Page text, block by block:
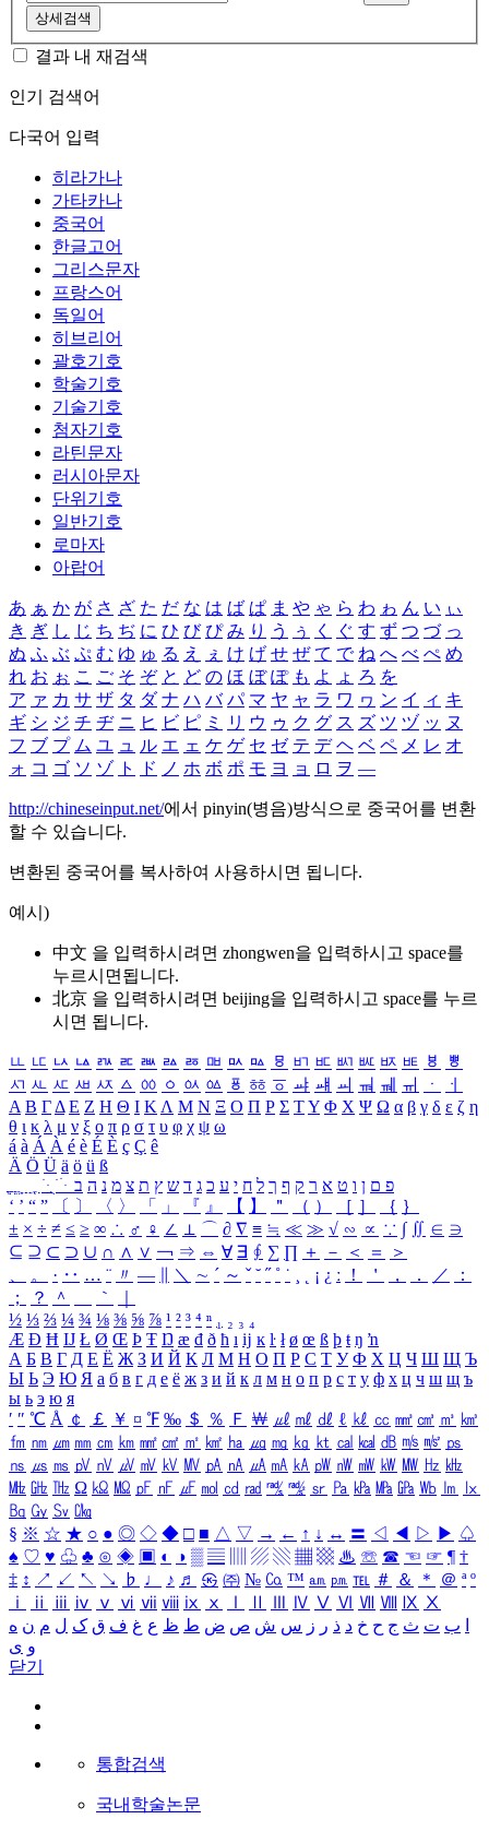
상세검색
결과 내 재검색
인기 검색어
다국어 입력
히라가나
가타카나
중국어
한글고어
그리스문자
프랑스어
독일어
히브리어
괄호기호
학술기호
기술기호
첨자기호
라틴문자
러시아문자
단위기호
일반기호
로마자
아랍어
あ ぁ か が さ ざ た だ な は ば ぱ ま や ゃ ら わ ゎ ん い ぃ
き ぎ し じ ち ぢ に ひ び ぴ み り う ぅ く ぐ す ず つ づ っ
ぬ ふ ぶ ぷ む ゆ ゅ る え ぇ け げ せ ぜ て で ね へ べ ぺ め
れ お ぉ こ ご そ ぞ と ど の ほ ぼ ぽ も よ ょ ろ を
ア ァ カ サ ザ タ ダ ナ ハ バ パ マ ヤ ャ ラ ワ ヮ ン イ ィ キ
ギ シ ジ チ ヂ ニ ヒ ビ ピ ミ リ ウ ゥ ク グ ス ズ ツ ヅ ッ ヌ
フ ブ プ ム ユ ュ ル エ ェ ケ ゲ セ ゼ テ デ ヘ ベ ペ メ レ オ
ォ コ ゴ ソ ゾ ト ド ノ ホ ボ ポ モ ヨ ョ ロ ヲ ―
http://chineseinput.net/에서 pinyin(병음)방식으로 중국어를 변환
할 수 있습니다.
변환된 중국어를 복사하여 사용하시면 됩니다.
예시)
中文 을 입력하시려면 zhongwen을 입력하시고 space를
누르시면됩니다.
北京 을 입력하시려면 beijing을 입력하시고 space를 누르
시면 됩니다.
ㅥ ㅦ ㅧ ㅨ ㅩ ㅪ ㅫ ㅬ ㅭ ㅮ ㅯ ㅰ ㅱ ㅲ ㅳ ㅴ ㅵ ㅶ ㅷ ㅸ
ㅹ
ㅺ ㅻ ㅼ ㅽ ㅾ ㅿ ㆀ ㆁ ㆂ ㆃ ㆄ ㆅ ㆆ ㆇ ㆈ ㆉ ㆊ ㆋ ㆌ ㆍ
ㆎ
Α Β ΓΔ Ε Ζ Η Θ Ι ΚΛ Μ Ν Ξ Ο Π Ρ Σ ΤΥ Φ Χ Ψ Ω α β γ δ ε ζ η
θ ι κ λ μ ν ξ ο π ρ σ τ υ φ χ ψ ω
á à Á À é è É È ç Ç ê
Ä Ö Ü ä ö ü ß
ִֶֹ ֻּ ׁׂ פ ם ן ו ט א ר ק ף ך ל ח י ע כ ג ד ש ץ ת צ מ נ ה ב
‘ ’ “ ” 〔 〕 〈 〉 「 」 『 』 【 】 ＂ （ ） ［ ］ ｛ ｝
± × ÷ ≠ ≤ ≥ ∞ ∴ ♂ ♀ ∠ ⊥ ⌒ ∂ ∇ ≡ ≒ ≪ ≫ √ ∽ ∝ ∵ ∫ ∬ ∈ ∋
⊆ ⊇ ⊂ ⊃ ∪ ∩ ∧ ∨ ￢ ⇒ ⇔ ∀ ∃ ∮ ∑ ∏ ＋ － ＜ ＝
＞
、
。 · ‥ … ¨ 〃 ― ＼ ∼ ´ ～ ˇ ˘ ˝ ˚ ˙ ¸ ¡ ¿ ː ！ ＇ ， ． ／
：
；
？ ＾ ｀
½ ⅓ ⅔ ¼ ¾ ⅛ ⅜ ⅝ ⅞ ¹ ² ³ ⁴ ⁿ ₁ ₂ ₃ ₄
Æ Ð Ħ Ĳ Ł Ø Œ Þ Ŧ Ŋ æ đ ð ħ ı ĳ ĸ ŀ ł ø œ ß þ ŧ ŋ ŉ
А Б В Г Д Е Ё Ж З И Й К Л М Н О П Р С Т У Ф Х Ц Ч Ш Щ Ъ
Ы Ь Э Ю Я а б в г д е ё ж з и й к л м н о п р с т у ф х ц ч ш щ ъ
ы ь э ю я
′ ″ ℃ Å ￠ ￡ ￥ ¤ ℉ ‰ ＄ ％ Ｆ ￦ ㎕ ㎖ ㎗ ℓ ㎘ ㏄ ㎣ ㎤ ㎥ ㎦
㎙ ㎚ ㎛ ㎜ ㎝ ㎞ ㎟ ㎠ ㎡ ㎢ ㏊ ㎍ ㎎ ㎏ ㏏ ㎈ ㎉ ㏈ ㎧ ㎨ ㎰
㎱ ㎲ ㎳ ㎴ ㎵ ㎶ ㎷ ㎸ ㎹ ㎀ ㎁ ㎂ ㎃ ㎄ ㎺ ㎻ ㎽ ㎾ ㎿ ㎐ ㎑
㎒ ㎓ ㎔ Ω ㏀ ㏁ ㎊ ㎋ ㎌ ㏖ ㏅ ㎭ ㎮ ㎯ ㏛ ㎩ ㎪ ㎫ ㎬ ㏝ ㏐
㏓
㏃ ㏉ ㏜ ㏆
§ ※ ☆ ★ ○ ● ◎ ◇ ◆ □ ■ △ ▽ → ← ↑ ↓ ↔ 〓 ◁ ◀ ▷ ▶ ♤
♠ ♡ ♥ ♧ ♣ ⊙ ◈ ▣ ◐ ◑ ▒ ▤ ▨ ▧ ▦ ▩ ♨ ☏ ☎ ☜ ☞ ¶ †
‡ ↕ ↗ ↙ ↖ ↘ ♭ ♩ ♪ ♬ ㉿ ㈜ № ㏇ ™ ㏂ ㏘ ℡ ＃ ＆ ＊ ＠ ª º
ⅰ
ⅱ ⅲ ⅳ ⅴ ⅵ ⅶ ⅷ ⅸ ⅹ Ⅳ Ⅴ Ⅵ Ⅶ Ⅷ Ⅸ Ⅹ
ب ت ث ج ح خ د ذ ر ز س ش ص ض ط ظ ع غ ف ق ک ل م ن ه
و ی
닫기
통합검색
국내학술논문